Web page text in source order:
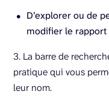
D’explorer ou de
modifier le
3. La barre de
pratique qui vous
leur nom.